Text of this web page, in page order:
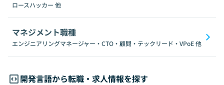
ロースハッカー 他
マネジメント職種
エンジニアリングマネージャー・CTO・顧問・テックリード・VPoE他
開発言語から転職・求人情報を探す